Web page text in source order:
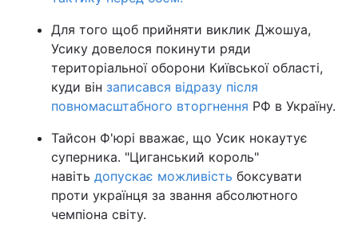
Для того щоб прийняти виклик Джошуа,
Усику довелося покинути ряди
територіальної оборони Київської області,
куди він записався відразу після
повномасштабного вторгнення РФ в Україну.
Тайсон Ф'юрі вважає, що Усик нокаутує
суперника. "Циганський король"
навіть допускає можливість боксувати
проти українця за звання абсолютного
чемпіона світу.